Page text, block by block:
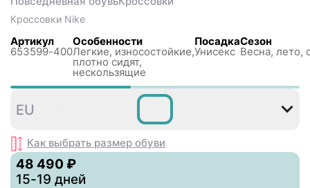
Кроссовки Nike
Артикул
653599-400
Особенности
Легкие, износостойкие,
плотно сидят,
нескользящиe
Посадка
Унисекс
Сезон
Весна, лето,
,5
EU
Как выбрать размер обуви
48 490 ₽
15-19 дней